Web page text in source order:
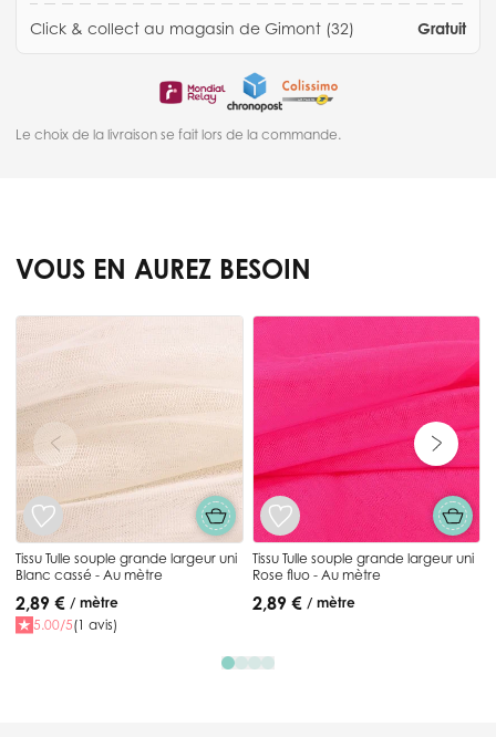
Click & collect au magasin de Gimont (32) Gratuit
Le choix de la livraison se fait lors de la commande.
VOUS EN AUREZ BESOIN
Press to skip carousel
Tissu Tulle souple grande largeur uni
Blanc cassé - Au mètre
2,89 € / mètre
5.00/5(1 avis)
Tissu Tulle souple grande largeur uni
Rose fluo - Au mètre
2,89 € / mètre